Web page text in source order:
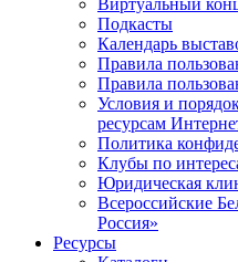
Виртуальный
Подкасты
Календарь
Правила
Правила
Условия и
ресурсам
Политика
Клубы по
Юридическая
Всероссийские
Россия»
Ресурсы